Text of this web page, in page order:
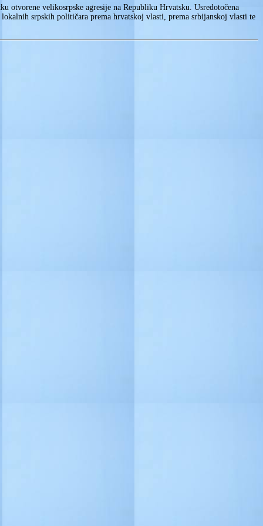
otvorene velikosrpske agresije na Republiku Hrvatsku. Usredotočena
srpskih političara prema hrvatskoj vlasti, prema srbijanskoj vlasti te